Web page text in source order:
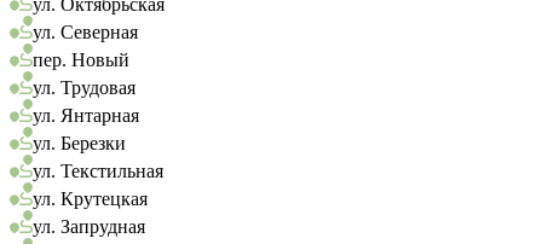
ул. Октябрьская
ул. Северная
пер. Новый
ул. Трудовая
ул. Янтарная
ул. Березки
ул. Текстильная
ул. Крутецкая
ул. Запрудная